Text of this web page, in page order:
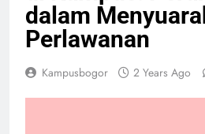
dalam
Perlawanan
Kampusbogor 2 Years Ago